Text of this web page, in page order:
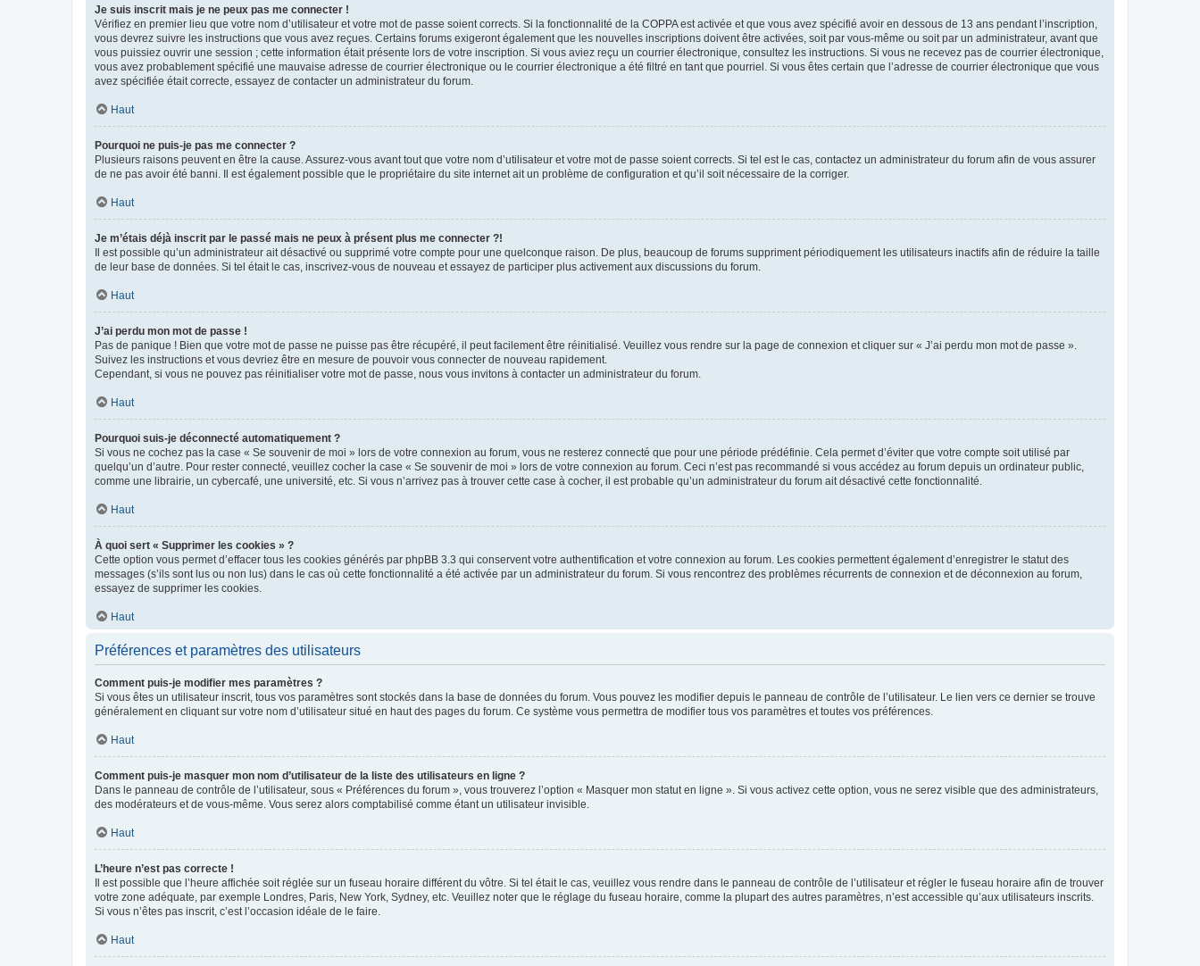
Je suis inscrit mais je ne peux pas me connecter !
Vérifiez en premier lieu que votre nom d’utilisateur et votre mot de passe soient corrects. Si la fonctionnalité de la COPPA est activée et que vous avez spécifié avoir en dessous de 13 ans pendant l’inscription,
vous devrez suivre les instructions que vous avez reçues. Certains forums exigeront également que les nouvelles inscriptions doivent être activées, soit par vous-même ou soit par un administrateur, avant que
vous puissiez ouvrir une session ; cette information était présente lors de votre inscription. Si vous aviez reçu un courrier électronique, consultez les instructions. Si vous ne recevez pas de courrier électronique,
vous avez probablement spécifié une mauvaise adresse de courrier électronique ou le courrier électronique a été filtré en tant que pourriel. Si vous êtes certain que l’adresse de courrier électronique que vous
avez spécifiée était correcte, essayez de contacter un administrateur du forum.
Haut
Pourquoi ne puis-je pas me connecter ?
Plusieurs raisons peuvent en être la cause. Assurez-vous avant tout que votre nom d’utilisateur et votre mot de passe soient corrects. Si tel est le cas, contactez un administrateur du forum afin de vous assurer
de ne pas avoir été banni. Il est également possible que le propriétaire du site internet ait un problème de configuration et qu’il soit nécessaire de la corriger.
Haut
Je m’étais déjà inscrit par le passé mais ne peux à présent plus me connecter ?!
Il est possible qu’un administrateur ait désactivé ou supprimé votre compte pour une quelconque raison. De plus, beaucoup de forums suppriment périodiquement les utilisateurs inactifs afin de réduire la taille
de leur base de données. Si tel était le cas, inscrivez-vous de nouveau et essayez de participer plus activement aux discussions du forum.
Haut
J’ai perdu mon mot de passe !
Pas de panique ! Bien que votre mot de passe ne puisse pas être récupéré, il peut facilement être réinitialisé. Veuillez vous rendre sur la page de connexion et cliquer sur « J’ai perdu mon mot de passe ».
Suivez les instructions et vous devriez être en mesure de pouvoir vous connecter de nouveau rapidement.
Cependant, si vous ne pouvez pas réinitialiser votre mot de passe, nous vous invitons à contacter un administrateur du forum.
Haut
Pourquoi suis-je déconnecté automatiquement ?
Si vous ne cochez pas la case « Se souvenir de moi » lors de votre connexion au forum, vous ne resterez connecté que pour une période prédéfinie. Cela permet d’éviter que votre compte soit utilisé par
quelqu’un d’autre. Pour rester connecté, veuillez cocher la case « Se souvenir de moi » lors de votre connexion au forum. Ceci n’est pas recommandé si vous accédez au forum depuis un ordinateur public,
comme une librairie, un cybercafé, une université, etc. Si vous n’arrivez pas à trouver cette case à cocher, il est probable qu’un administrateur du forum ait désactivé cette fonctionnalité.
Haut
À quoi sert « Supprimer les cookies » ?
Cette option vous permet d’effacer tous les cookies générés par phpBB 3.3 qui conservent votre authentification et votre connexion au forum. Les cookies permettent également d’enregistrer le statut des
messages (s’ils sont lus ou non lus) dans le cas où cette fonctionnalité a été activée par un administrateur du forum. Si vous rencontrez des problèmes récurrents de connexion et de déconnexion au forum,
essayez de supprimer les cookies.
Haut
Préférences et paramètres des utilisateurs
Comment puis-je modifier mes paramètres ?
Si vous êtes un utilisateur inscrit, tous vos paramètres sont stockés dans la base de données du forum. Vous pouvez les modifier depuis le panneau de contrôle de l’utilisateur. Le lien vers ce dernier se trouve
généralement en cliquant sur votre nom d’utilisateur situé en haut des pages du forum. Ce système vous permettra de modifier tous vos paramètres et toutes vos préférences.
Haut
Comment puis-je masquer mon nom d’utilisateur de la liste des utilisateurs en ligne ?
Dans le panneau de contrôle de l’utilisateur, sous « Préférences du forum », vous trouverez l’option « Masquer mon statut en ligne ». Si vous activez cette option, vous ne serez visible que des administrateurs,
des modérateurs et de vous-même. Vous serez alors comptabilisé comme étant un utilisateur invisible.
Haut
L’heure n’est pas correcte !
Il est possible que l’heure affichée soit réglée sur un fuseau horaire différent du vôtre. Si tel était le cas, veuillez vous rendre dans le panneau de contrôle de l’utilisateur et régler le fuseau horaire afin de trouver
votre zone adéquate, par exemple Londres, Paris, New York, Sydney, etc. Veuillez noter que le réglage du fuseau horaire, comme la plupart des autres paramètres, n’est accessible qu’aux utilisateurs inscrits.
Si vous n’êtes pas inscrit, c’est l’occasion idéale de le faire.
Haut